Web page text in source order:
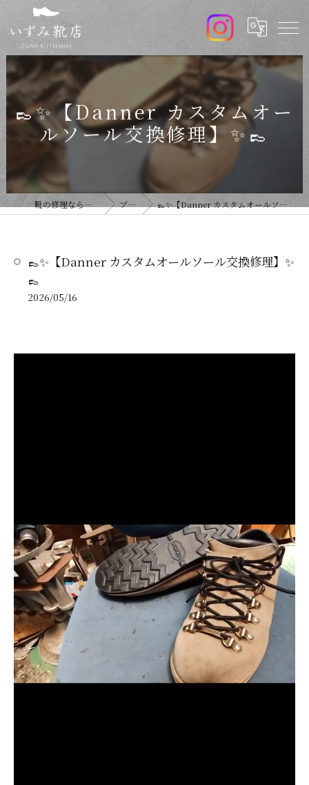
👞✨【Danner カスタムオー
ルソール交換修理】✨👞
靴の修理ならいずみ靴店 ブログ 👞✨【Danner カスタムオールソール交換修理】✨👞
👞✨【Danner カスタムオールソール交換修理】✨
👞
2026/05/16